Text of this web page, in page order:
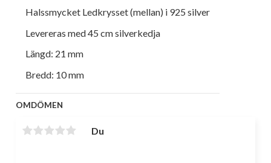
Halssmycket Ledkrysset (mellan) i 925 silver
Levereras med 45 cm silverkedja
Längd: 21 mm
Bredd: 10 mm
OMDÖMEN
Du